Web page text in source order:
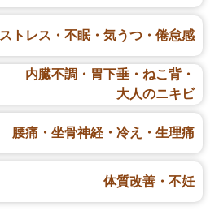
ストレス・不眠・ 気うつ・倦怠感
内臓不調・胃下垂・ ねこ背・
大人のニキビ
腰痛・坐骨神経・ 冷え・生理痛
体質改善・不妊